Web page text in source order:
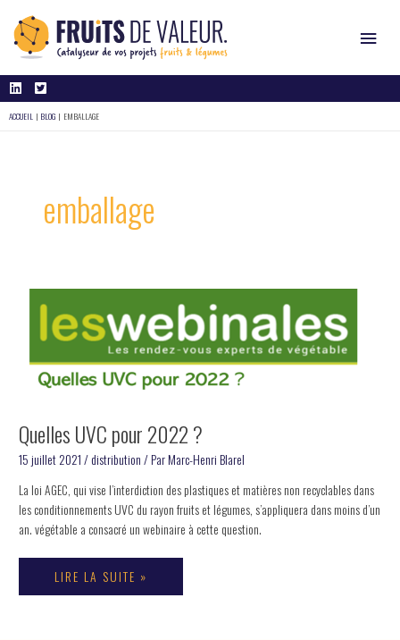
contenu
ACCUEIL BLOG EMBALLAGE
emballage
Juil
15
Quelles UVC pour 2022 ?
15 juillet 2021/ distribution / Par Marc-Henri Blarel
La loi AGEC, qui vise l’interdiction des plastiques et matières non recyclables dans
les conditionnements UVC du rayon fruits et légumes, s’appliquera dans moins d’un
an. végétable a consacré un webinaire à cette question.
UVC
Pour
?
LIRE LA SUITE »